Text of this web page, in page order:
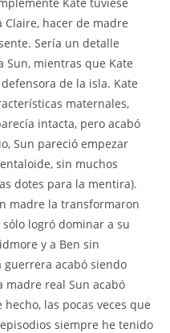
hacer de madre
Sería un detalle
Sun, mientras que Kate
de la isla. Kate
maternales,
intacta, pero acabó
Sun pareció empezar
sin muchos
dotes para la mentira).
madre la transformaron
logró dominar a su
y a Ben sin
guerrera acabó siendo
real Sun acabó
las pocas veces que
siempre he tenido